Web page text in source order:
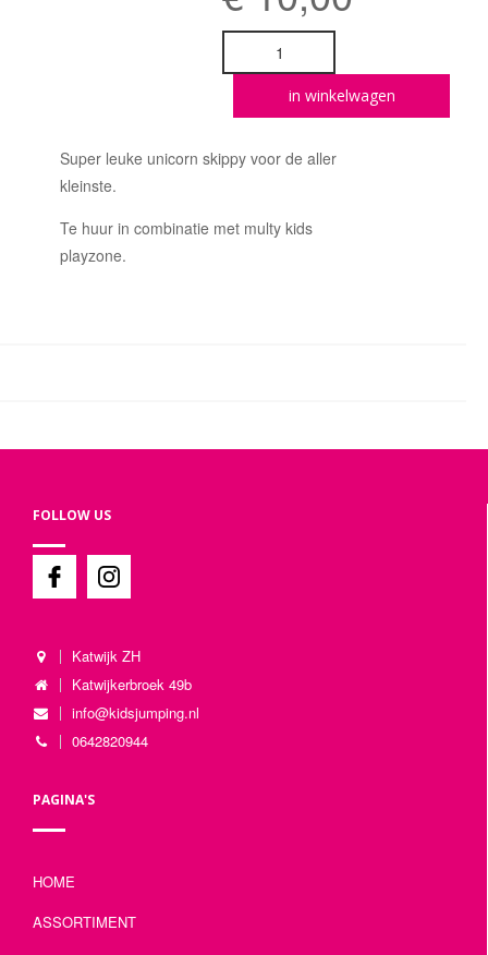
in winkelwagen
Super leuke unicorn skippy voor de aller
kleinste.
Te huur in combinatie met multy kids
playzone.
FOLLOW US
Katwijk ZH
Katwijkerbroek 49b
info@kidsjumping.nl
0642820944
PAGINA'S
HOME
ASSORTIMENT